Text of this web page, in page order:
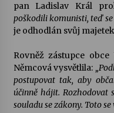
pan Ladislav Král
poškodili komunisti, teď
je odhodlán svůj
Rovněž zástupce
Němcová vysvětlila:
postupovat tak, aby
účinně hájit. Rozhodovat
souladu se zákony. Toto